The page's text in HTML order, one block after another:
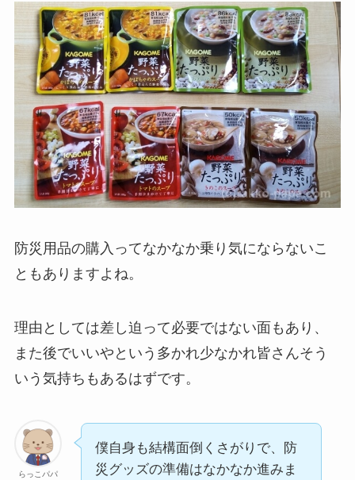
防災用品の購入ってなかなか乗り気にならないこ
ともありますよね。
理由としては差し迫って必要ではない面もあり、
また後でいいやという多かれ少なかれ皆さんそう
いう気持ちもあるはずです。
らっこパパ
僕自身も結構面倒くさがりで、防
災グッズの準備はなかなか進みま